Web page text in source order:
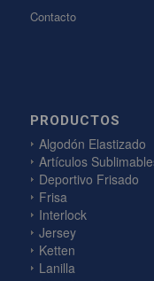
Contacto
PRODUCTOS
Algodón Elastizado
Artículos
Deportivo Frisado
Frisa
Interlock
Jersey
Ketten
Lanilla